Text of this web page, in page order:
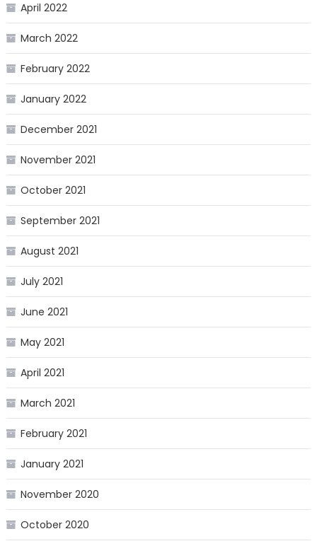
April 2022
March 2022
February 2022
January 2022
December 2021
November 2021
October 2021
September 2021
August 2021
July 2021
June 2021
May 2021
April 2021
March 2021
February 2021
January 2021
November 2020
October 2020